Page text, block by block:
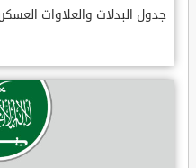
جدول البدلات والعلاوات